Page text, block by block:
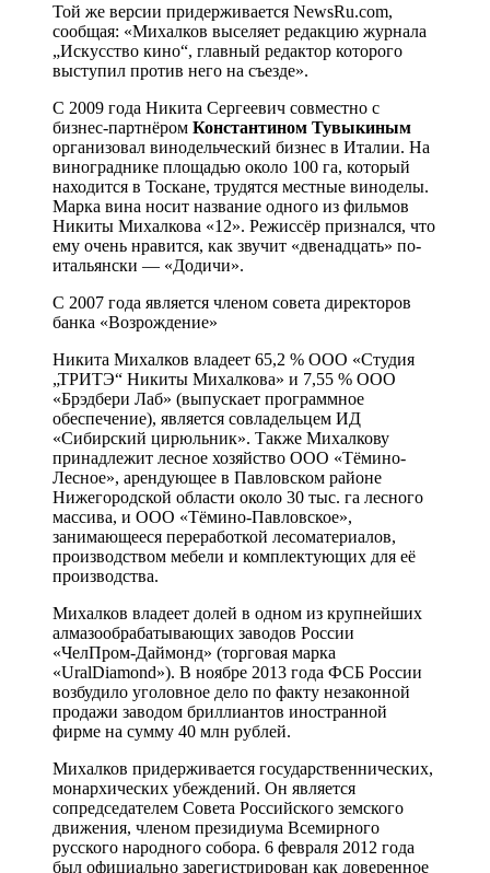
Той же версии придерживается NewsRu.com,
сообщая: «Михалков выселяет редакцию журнала
„Искусство кино“, главный редактор которого
выступил против него на съезде».
С 2009 года Никита Сергеевич совместно с
бизнес-партнёром Константином Тувыкиным
организовал винодельческий бизнес в Италии. На
винограднике площадью около 100 га, который
находится в Тоскане, трудятся местные виноделы.
Марка вина носит название одного из фильмов
Никиты Михалкова «12». Режиссёр признался, что
ему очень нравится, как звучит «двенадцать» по-
итальянски — «Додичи».
С 2007 года является членом совета директоров
банка «Возрождение»
Никита Михалков владеет 65,2 % ООО «Студия
„ТРИТЭ“ Никиты Михалкова» и 7,55 % ООО
«Брэдбери Лаб» (выпускает программное
обеспечение), является совладельцем ИД
«Сибирский цирюльник». Также Михалкову
принадлежит лесное хозяйство ООО «Тёмино-
Лесное», арендующее в Павловском районе
Нижегородской области около 30 тыс. га лесного
массива, и ООО «Тёмино-Павловское»,
занимающееся переработкой лесоматериалов,
производством мебели и комплектующих для её
производства.
Михалков владеет долей в одном из крупнейших
алмазообрабатывающих заводов России
«ЧелПром-Даймонд» (торговая марка
«UralDiamond»). В ноябре 2013 года ФСБ России
возбудило уголовное дело по факту незаконной
продажи заводом бриллиантов иностранной
фирме на сумму 40 млн рублей.
Михалков придерживается государственнических,
монархических убеждений. Он является
сопредседателем Совета Российского земского
движения, членом президиума Всемирного
русского народного собора. 6 февраля 2012 года
был официально зарегистрирован как доверенное